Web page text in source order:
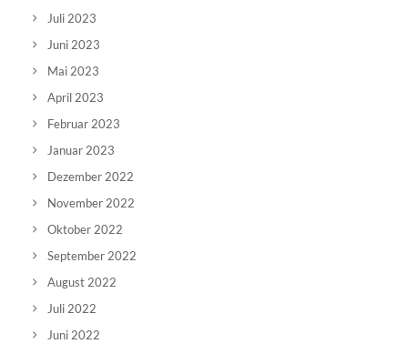
Juli 2023
Juni 2023
Mai 2023
April 2023
Februar 2023
Januar 2023
Dezember 2022
November 2022
Oktober 2022
September 2022
August 2022
Juli 2022
Juni 2022